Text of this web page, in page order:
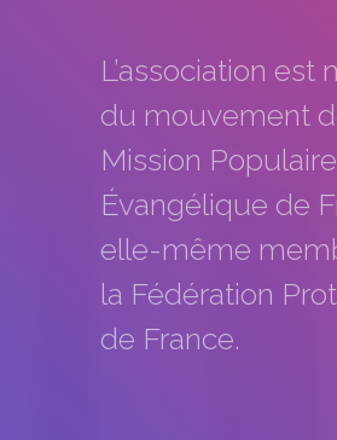
L’association est
du mouvement
Mission Populaire
Évangélique de
elle-même
la Fédération
de France.